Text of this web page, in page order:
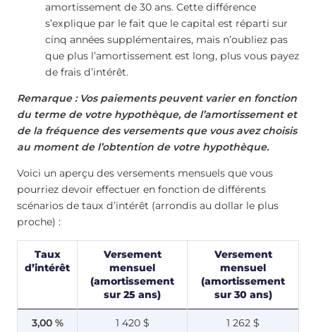
amortissement de 30 ans. Cette différence
s’explique par le fait que le capital est réparti sur
cinq années supplémentaires, mais n’oubliez pas
que plus l’amortissement est long, plus vous payez
de frais d’intérêt.
Remarque : Vos paiements peuvent varier en fonction
du terme de votre hypothèque, de l’amortissement et
de la fréquence des versements que vous avez choisis
au moment de l’obtention de votre hypothèque.
Voici un aperçu des versements mensuels que vous
pourriez devoir effectuer en fonction de différents
scénarios de taux d’intérêt (arrondis au dollar le plus
proche) :
Taux
d’intérêt
Versement
mensuel
(amortissement
sur 25 ans)
Versement
mensuel
(amortissement
sur 30 ans)
3,00 % 1 420 $ 1 262 $